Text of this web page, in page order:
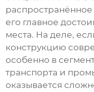
его главное
места. На деле,
конструкцию
особенно в
транспорта и
оказывается